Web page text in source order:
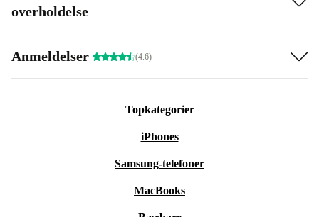
overholdelse
Anmeldelser (4.6)
Topkategorier
iPhones
Samsung-telefoner
MacBooks